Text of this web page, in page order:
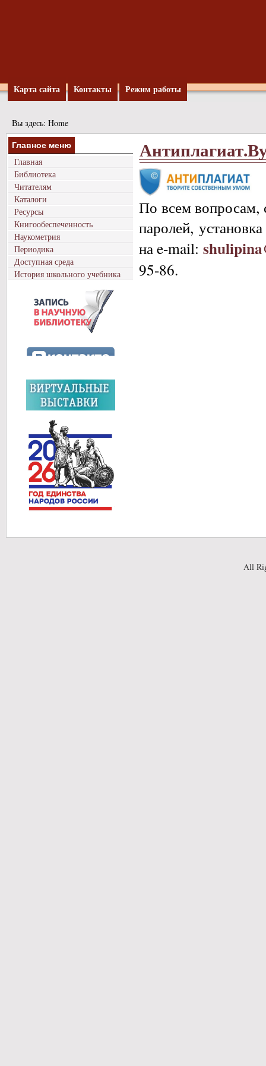
Карта сайта Контакты Режим работы
Вы здесь: Home
Главное меню
Главная
Библиотека
Читателям
Каталоги
Ресурсы
Книгообеспеченность
Наукометрия
Периодика
Доступная среда
История школьного учебника
По всем вопросам,
паролей,
на e-mail:
95-86.
All